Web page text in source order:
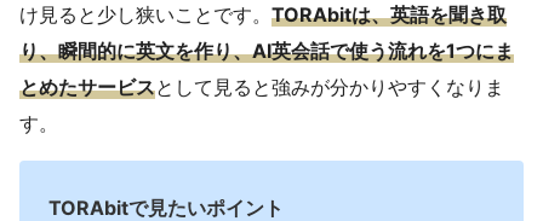
け見ると少し狭いことです。 TORAbitは、英語を聞き取
り、瞬間的に英文を作り、AI英会話で使う流れを1つにま
とめたサービスとして見ると強みが分かりやすくなりま
す。
TORAbitで見たいポイント